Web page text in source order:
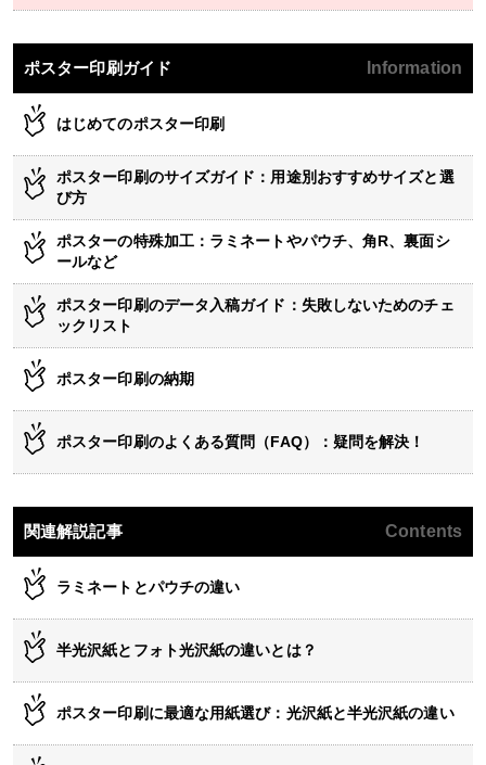
ポスター印刷ガイド Information
はじめてのポスター印刷
ポスター印刷のサイズガイド：用途別おすすめサイズと選
び方
ポスターの特殊加工：ラミネートやパウチ、角R、裏面シ
ールなど
ポスター印刷のデータ入稿ガイド：失敗しないためのチェ
ックリスト
ポスター印刷の納期
ポスター印刷のよくある質問（FAQ）：疑問を解決！
関連解説記事 Contents
ラミネートとパウチの違い
半光沢紙とフォト光沢紙の違いとは？
ポスター印刷に最適な用紙選び：光沢紙と半光沢紙の違い